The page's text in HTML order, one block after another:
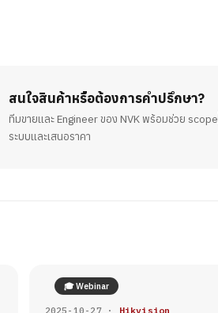
สนใจสินค้าหรือต้องการคำปรึกษา?
ทีมขายและ Engineer ของ NVK พร้อมช่วย scope
ระบบและเสนอราคา
🎓 Webinar
2025-10-27 · Hikvision